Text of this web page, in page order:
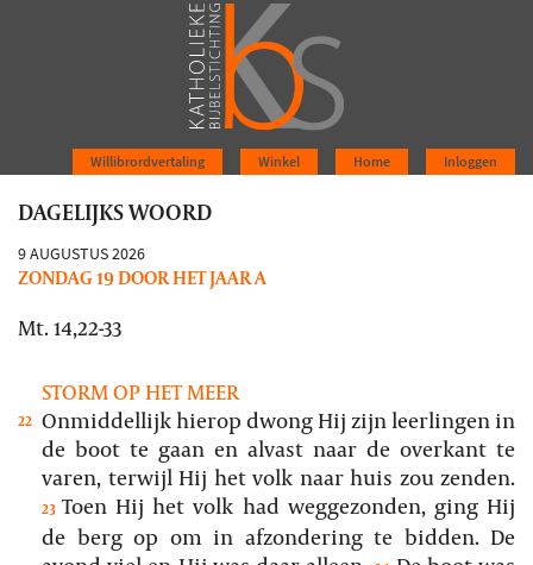
Inloggen
Home
Winkel
Willibrordvertaling
DAGELIJKS WOORD
9 AUGUSTUS 2026
ZONDAG 19 DOOR HET JAAR A
Mt. 14,22-33
STORM OP HET MEER
22 Onmiddellijk hierop dwong Hij zijn leerlingen in
de boot te gaan en alvast naar de overkant te
varen, terwijl Hij het volk naar huis zou zenden.
23 Toen Hij het volk had weggezonden, ging Hij
de berg op om in afzondering te bidden. De